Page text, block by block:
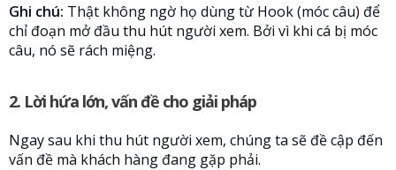
Ghi chú: Thật không ngờ họ dùng từ Hook (móc câu) để
chỉ đoạn mở đầu thu hút người xem. Bởi vì khi cá bị móc
câu, nó sẽ rách miệng.
2. Lời hứa lớn, vấn đề cho giải pháp
Ngay sau khi thu hút người xem, chúng ta sẽ đề cập đến
vấn đề mà khách hàng đang gặp phải.